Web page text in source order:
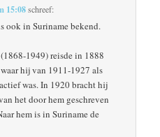
15:08schreef:
ook in Suriname bekend.
1949) reisde in 1888
hij van 1911-1927 als
was. In 1920 bracht hij
het door hem geschreven
hem is in Suriname de